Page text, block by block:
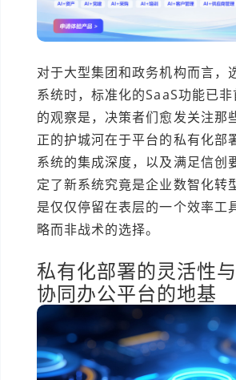
对于大型集团和政务机构而言，
系统时，标准化的SaaS功能已
的观察是，决策者们愈发关注那
正的护城河在于平台的私有化部
系统的集成深度，以及满足信创
定了新系统究竟是企业数智化转
是仅仅停留在表层的一个效率工
略而非战术的选择。
私有化部署的灵活性
协同办公平台的地基